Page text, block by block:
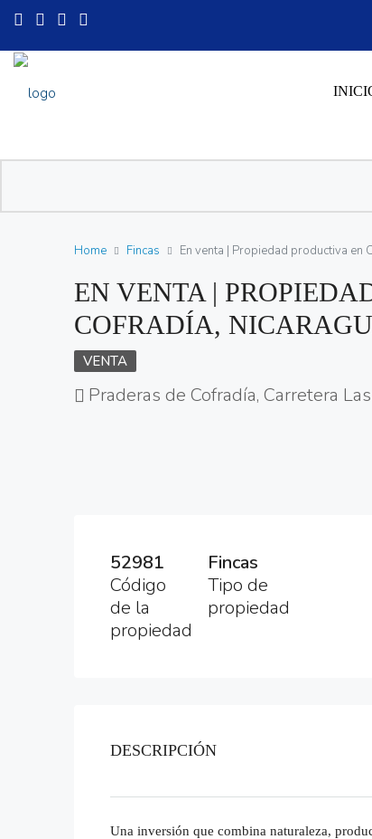
Home Fincas En venta | Propiedad productiva en
EN VENTA |
COFRADÍA,
VENTA
Praderas de Cofradía, Carretera
52981
Código
de la
propiedad
Fincas
Tipo de
propiedad
DESCRIPCIÓN
Una inversión que combina naturaleza,